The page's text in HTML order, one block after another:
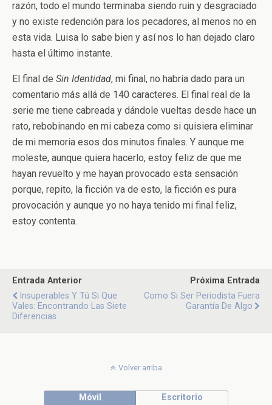
razón, todo el mundo terminaba siendo ruin y desgraciado
y no existe redención para los pecadores, al menos no en
esta vida. Luisa lo sabe bien y así nos lo han dejado claro
hasta el último instante.
El final de Sin Identidad, mi final, no habría dado para un
comentario más allá de 140 caracteres. El final real de la
serie me tiene cabreada y dándole vueltas desde hace un
rato, rebobinando en mi cabeza como si quisiera eliminar
de mi memoria esos dos minutos finales. Y aunque me
moleste, aunque quiera hacerlo, estoy feliz de que me
hayan revuelto y me hayan provocado esta sensación
porque, repito, la ficción va de esto, la ficción es pura
provocación y aunque yo no haya tenido mi final feliz,
estoy contenta.
Entrada Anterior
Insuperables Y Tú Si Que
Vales: Encontrando Las Siete
Diferencias
Próxima Entrada
Como Si Ser Periodista Fuera
Garantía De Algo
Volver arriba
Móvil Escritorio